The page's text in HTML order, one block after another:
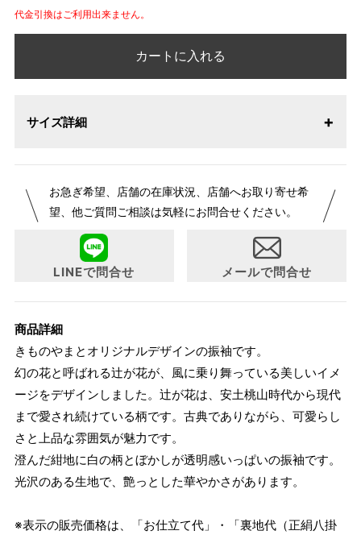
代金引換はご利用出来ません。
カートに入れる
サイズ詳細
が変更になりました。パターンオーダーは、お客様のお声か
らよりお召しになりやすい寸法に変更いたしました。変更点
について詳細をお知りになりたい方はお問い合わせくださ
お急ぎ希望、店舗の在庫状況、店舗へお取り寄せ希
望、他ご質問ご相談は気軽にお問合せください。
LINEで問合せ メールで問合せ
商品詳細
きものやまとオリジナルデザインの振袖です。
幻の花と呼ばれる辻が花が、風に乗り舞っている美しいイメ
ージをデザインしました。辻が花は、安土桃山時代から現代
まで愛され続けている柄です。古典でありながら、可愛らし
さと上品な雰囲気が魅力です。
澄んだ紺地に白の柄とぼかしが透明感いっぱいの振袖です。
光沢のある生地で、艶っとした華やかさがあります。
※表示の販売価格は、「お仕立て代」・「裏地代（正絹八掛